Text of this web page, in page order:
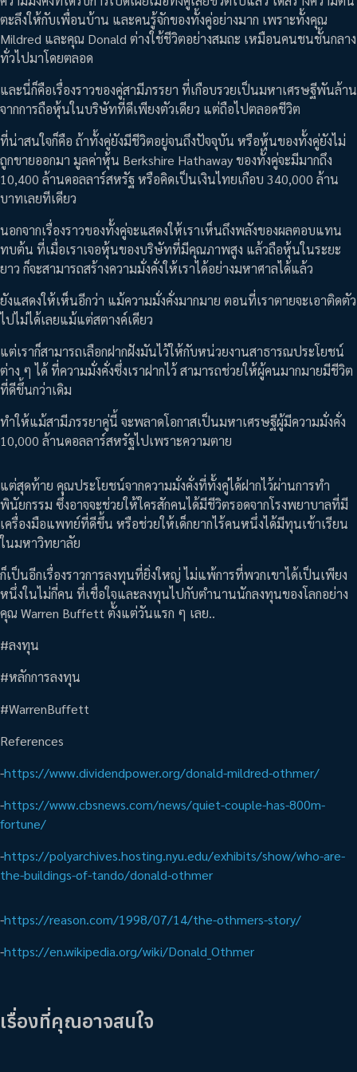
ตะลึงให้กับเพื่อนบ้าน และคนรู้จักของทั้งคู่อย่างมาก เพราะทั้งคุณ
Mildred และคุณ Donald ต่างใช้ชีวิตอย่างสมถะ เหมือนคนชนชั้นกลาง
ทั่วไปมาโดยตลอด
และนี่ก็คือเรื่องราวของคู่สามีภรรยา ที่เกือบรวยเป็นมหาเศรษฐีพันล้าน
จากการถือหุ้นในบริษัทที่ดีเพียงตัวเดียว แต่ถือไปตลอดชีวิต
ที่น่าสนใจก็คือ ถ้าทั้งคู่ยังมีชีวิตอยู่จนถึงปัจจุบัน หรือหุ้นของทั้งคู่ยังไม่
ถูกขายออกมา มูลค่าหุ้น Berkshire Hathaway ของทั้งคู่จะมีมากถึง
10,400 ล้านดอลลาร์สหรัฐ หรือคิดเป็นเงินไทยเกือบ 340,000 ล้าน
บาทเลยทีเดียว
นอกจากเรื่องราวของทั้งคู่จะแสดงให้เราเห็นถึงพลังของผลตอบแทน
ทบต้น ที่เมื่อเราเจอหุ้นของบริษัทที่มีคุณภาพสูง แล้วถือหุ้นในระยะ
ยาว ก็จะสามารถสร้างความมั่งคั่งให้เราได้อย่างมหาศาลได้แล้ว
ยังแสดงให้เห็นอีกว่า แม้ความมั่งคั่งมากมาย ตอนที่เราตายจะเอาติดตัว
ไปไม่ได้เลยแม้แต่สตางค์เดียว
แต่เราก็สามารถเลือกฝากฝังมันไว้ให้กับหน่วยงานสาธารณประโยชน์
ต่าง ๆ ได้ ที่ความมั่งคั่งซึ่งเราฝากไว้ สามารถช่วยให้ผู้คนมากมายมีชีวิต
ที่ดีขึ้นกว่าเดิม
ทำให้แม้สามีภรรยาคู่นี้ จะพลาดโอกาสเป็นมหาเศรษฐีผู้มีความมั่งคั่ง
10,000 ล้านดอลลาร์สหรัฐไปเพราะความตาย
แต่สุดท้าย คุณประโยชน์จากความมั่งคั่งที่ทั้งคู่ได้ฝากไว้ผ่านการทำ
พินัยกรรม ซึ่งอาจจะช่วยให้ใครสักคนได้มีชีวิตรอดจากโรงพยาบาลที่มี
เครื่องมือแพทย์ที่ดีขึ้น หรือช่วยให้เด็กยากไร้คนหนึ่งได้มีทุนเข้าเรียน
ในมหาวิทยาลัย
ก็เป็นอีกเรื่องราวการลงทุนที่ยิ่งใหญ่ ไม่แพ้การที่พวกเขาได้เป็นเพียง
หนึ่งในไม่กี่คน ที่เชื่อใจและลงทุนไปกับตำนานนักลงทุนของโลกอย่าง
คุณ Warren Buffett ตั้งแต่วันแรก ๆ เลย..
#ลงทุน
#หลักการลงทุน
#WarrenBuffett
References
-https://www.dividendpower.org/donald-mildred-othmer/
-https://www.cbsnews.com/news/quiet-couple-has-800m-
fortune/
-https://polyarchives.hosting.nyu.edu/exhibits/show/who-are-
the-buildings-of-tando/donald-othmer
-https://reason.com/1998/07/14/the-othmers-story/
-https://en.wikipedia.org/wiki/Donald_Othmer
เรื่องที่คุณอาจสนใจ